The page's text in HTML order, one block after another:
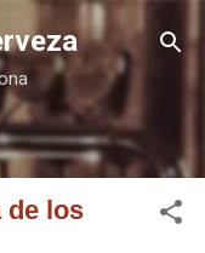
de los